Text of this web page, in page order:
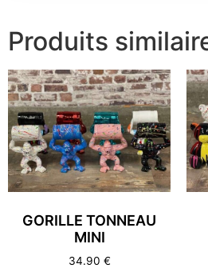
Produits
GORILLE TONNEAU
MINI
34.90 €